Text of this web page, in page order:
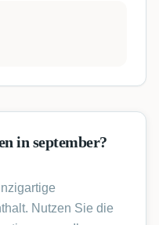
in september?
Nutzen Sie die